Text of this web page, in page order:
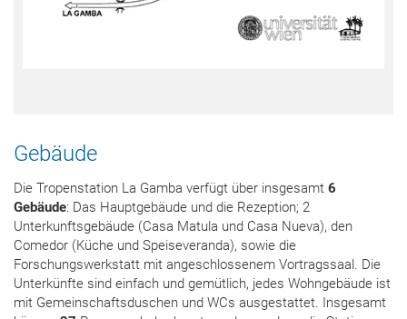
Gebäude
Die Tropenstation La Gamba verfügt über insgesamt 6
Gebäude: Das Hauptgebäude und die Rezeption; 2
Unterkunftsgebäude (Casa Matula und Casa Nueva), den
Comedor (Küche und Speiseveranda), sowie die
Forschungswerkstatt mit angeschlossenem Vortragssaal. Die
Unterkünfte sind einfach und gemütlich, jedes Wohngebäude ist
mit Gemeinschaftsduschen und WCs ausgestattet. Insgesamt